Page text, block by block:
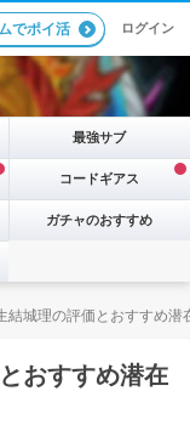
でポイ活 ログイン
最強サブ
コードギアス
ガチャのおすすめ
結城理の評価とおすすめ潜
おすすめ潜在